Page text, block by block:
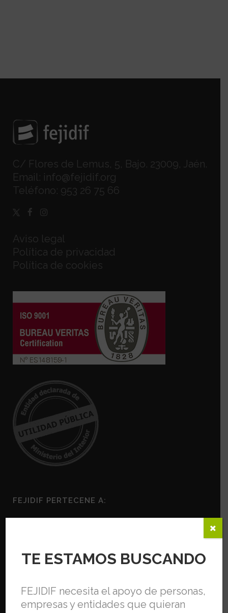
C/ Flores de Lemus, 5, Bajo. 23009, Jaén.
Email: info@fejidif.org
Teléfono: 953 26 75 66
Aviso legal
Política de privacidad
Política de cookies
FEJIDIF PERTECENE A:
TE ESTAMOS BUSCANDO
FEJIDIF necesita el apoyo de personas,
empresas y entidades que quieran